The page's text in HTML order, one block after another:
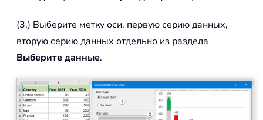
(3.) Выберите метку оси, первую серию данных,
вторую серию данных отдельно из раздела
Выберите данные.